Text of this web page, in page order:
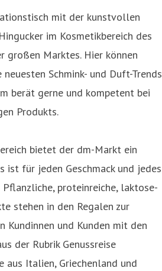
mit der kunstvollen
im Kosmetikbereich des
großen Marktes. Hier können
Schmink- und Duft-Trends
berät gerne und kompetent bei
Produkts.
bietet der dm-Markt ein
ist für jeden Geschmack und jedes
proteinreiche, laktose-
stehen in den Regalen zur
Kundinnen und Kunden mit den
der Rubrik Genussreise
aus Italien, Griechenland und